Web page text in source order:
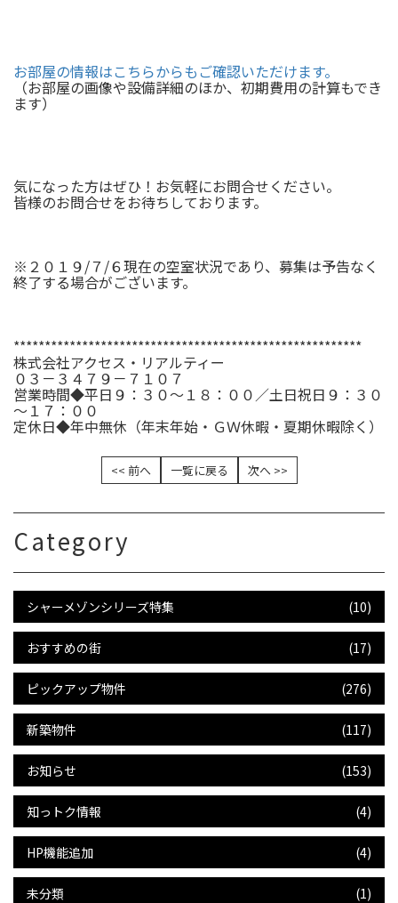
お部屋の情報はこちらからもご確認いただけます。
（お部屋の画像や設備詳細のほか、初期費用の計算もでき
ます）
気になった方はぜひ！お気軽にお問合せください。
皆様のお問合せをお待ちしております。
※２０１９/７/６現在の空室状況であり、募集は予告なく
終了する場合がございます。
********************************************************
株式会社アクセス・リアルティー
０３－３４７９－７１０７
営業時間◆平日９：３０～１８：００／土日祝日９：３０
～１７：００
定休日◆年中無休（年末年始・ＧＷ休暇・夏期休暇除く）
<< 前へ 一覧に戻る 次へ >>
Category
シャーメゾンシリーズ特集 (10)
おすすめの街 (17)
ピックアップ物件 (276)
新築物件 (117)
お知らせ (153)
知っトク情報 (4)
HP機能追加 (4)
未分類 (1)